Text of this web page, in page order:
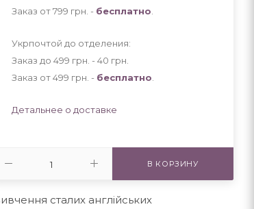
Заказ от 799 грн. - бесплатно
Укрпочтой до отделения:
Заказ до 499 грн. - 40 грн
Заказ от 499 грн. - бесплатно
Детальнее о доставке
В КОРЗИНУ
сталих англійських